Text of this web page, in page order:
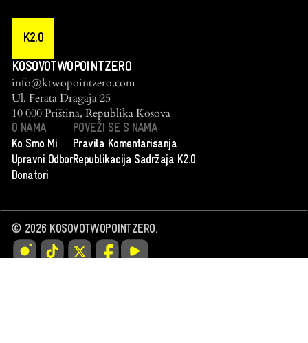
K2.0
KOSOVOTWOPOINTZERO
info@ktwopointzero.com
Ul. Ferata Dragaja 25
10 000 Priština, Republika Kosova
O NAMA
Ko Smo Mi
Upravni Odbor
Donatori
POVEŽI SE S NAMA
Pravila Komentarisanja
Republikacija Sadržaja K2.0
© 2026KOSOVOTWOPOINTZERO.